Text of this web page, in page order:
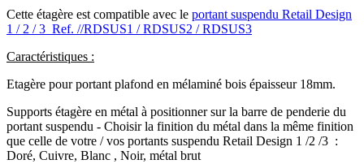
Cette étagère est compatible avec le portant suspendu Retail Design
1 / 2 / 3 Ref. //RDSUS1 / RDSUS2 / RDSUS3
Caractéristiques :
Etagère pour portant plafond en mélaminé bois épaisseur 18mm.
Supports étagère en métal à positionner sur la barre de penderie du
portant suspendu - Choisir la finition du métal dans la même finition
que celle de votre / vos portants suspendu Retail Design 1 /2 /3 :
Doré, Cuivre, Blanc , Noir, métal brut